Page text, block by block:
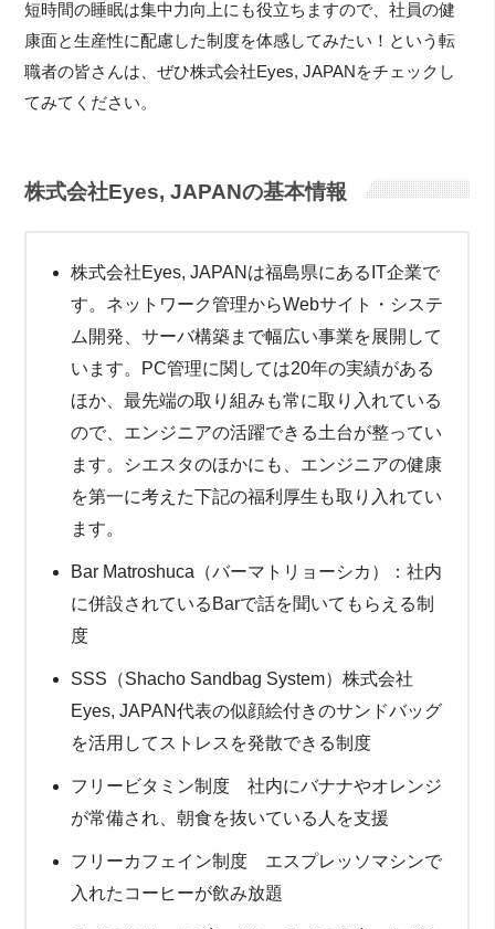
短時間の睡眠は集中力向上にも役立ちますので、社員の健
康面と生産性に配慮した制度を体感してみたい！ という転
職者の皆さんは、ぜひ株式会社Eyes, JAPANをチェックし
てみてください。
株式会社Eyes, JAPANの基本情報
株式会社Eyes, JAPANは福島県にあるIT企業で
す。ネットワーク管理からWebサイト・システ
ム開発、サーバ構築まで幅広い事業を展開して
います。PC管理に関しては20年の実績がある
ほか、最先端の取り組みも常に取り入れている
ので、 エンジニアの活躍できる土台が整ってい
ます。シエスタのほかにも、 エンジニアの健康
を第一に考えた下記の福利厚生も取り入れてい
ます。
Bar Matroshuca（バーマトリョーシカ）：社内
に併設されているBarで話を聞いてもらえる制
度
SSS（Shacho Sandbag System）株式会社
Eyes, JAPAN代表の似顔絵付きのサンドバッグ
を活用してストレスを発散できる制度
フリービタミン制度 社内にバナナやオレンジ
が常備され、朝食を抜いている人を支援
フリーカフェイン制度 エスプレッソマシンで
入れたコーヒーが飲み放題